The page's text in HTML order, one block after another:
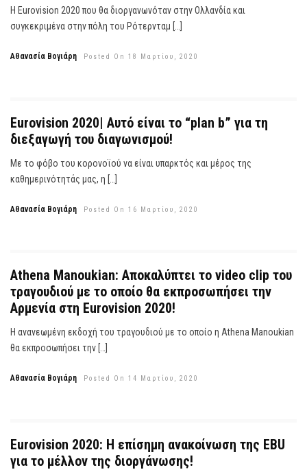
Η Eurovision 2020 που θα διοργανωνόταν στην Ολλανδία και
συγκεκριμένα στην πόλη του Ρότερνταμ […]
Αθανασία Βογιάρη Posted On 18 Μαρτίου, 2020
Eurovision 2020| Αυτό είναι το “plan b” για τη
διεξαγωγή του διαγωνισμού!
Με το φόβο του κορονοϊού να είναι υπαρκτός και μέρος της
καθημερινότητάς μας, η […]
Αθανασία Βογιάρη Posted On 16 Μαρτίου, 2020
Athena Manoukian: Αποκαλύπτει το video clip του
τραγουδιού με το οποίο θα εκπροσωπήσει την
Αρμενία στη Eurovision 2020!
Η ανανεωμένη εκδοχή του τραγουδιού με το οποίο η Athena Manoukian
θα εκπροσωπήσει την […]
Αθανασία Βογιάρη Posted On 14 Μαρτίου, 2020
Eurovision 2020: Η επίσημη ανακοίνωση της EBU
για το μέλλον της διοργάνωσης!